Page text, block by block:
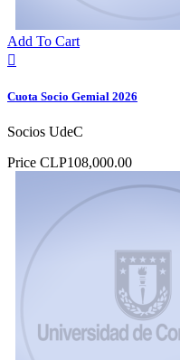
Add To Cart

Cuota Socio Gemial 2026
Socios UdeC
Price CLP108,000.00